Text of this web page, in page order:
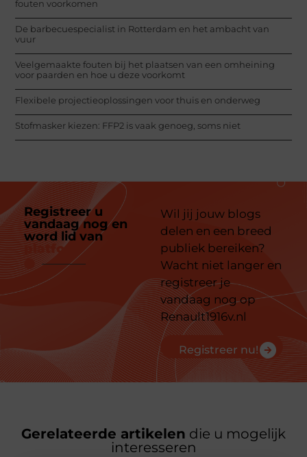
fouten voorkomen
De barbecuespecialist in Rotterdam en het ambacht van
vuur
Veelgemaakte fouten bij het plaatsen van een omheining
voor paarden en hoe u deze voorkomt
Flexibele projectieoplossingen voor thuis en onderweg
Stofmasker kiezen: FFP2 is vaak genoeg, soms niet
Registreer u
vandaag nog en
word lid van
platform
Wil jij jouw blogs
delen en een breed
publiek bereiken?
Wacht niet langer en
registreer je
vandaag nog op
Renault1916v.nl
Registreer nu!
Gerelateerde artikelen die u mogelijk
interesseren